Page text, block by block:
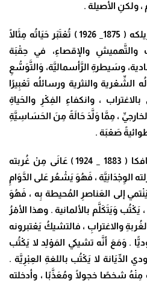
، ولكنِ الأصيلة .
الشاعر النمساوي راينر ريلكه ( 1875_ 1926 ) تُعْتَبَر حَيَاتُه مِثَالًا
والتَّهميشِ والإقصاءِ، في حِقْبَة
وسَيطرةِ الرَّأسماليَّة، وَالتَّوَسُّعِ
والنثرية ورسائلُه تَعْبِيرًا
، وانكفاءِ الفِكْرِ والحَياةِ
الخارجيِّ ، مِمَّا وَلَّدَ حَالَةً مِنَ الحَسَاسِيَّةِ
صَعْبَة .
التشيكي فرانز كافكا ( 1883 _ 1924 ) عَانَى مِنْ غُربته
الوِجْدَانِيَّة ، فَهُوَ يَشْعُر عَلى الدَّوَامِ
إلى العَناصرِ المُحيطة بِه ، فَهُوَ
وَيَتَكَلَّم بالألمانية . وهذا الأمْرُ
والاغترابِ ، فالتشيكُ يَعْتبرونه
. وَمَعَ أنَّه تشيكي المَوْلِد لا يَكْتُب
الدِّيَانة لا يَكْتُب باللغةِ العِبْرِيَّة .
شخصًا خجولًا ومُعَذَّبًا ، وأدخلته